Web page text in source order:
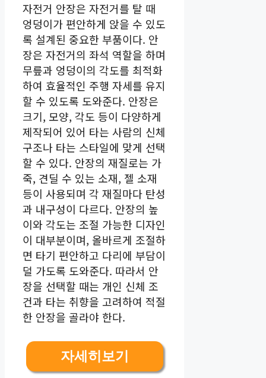
자전거 안장은 자전거를 탈 때
엉덩이가 편안하게 앉을 수 있도
록 설계된 중요한 부품이다. 안
장은 자전거의 좌석 역할을 하며
무릎과 엉덩이의 각도를 최적화
하여 효율적인 주행 자세를 유지
할 수 있도록 도와준다. 안장은
크기, 모양, 각도 등이 다양하게
제작되어 있어 타는 사람의 신체
구조나 타는 스타일에 맞게 선택
할 수 있다. 안장의 재질로는 가
죽, 견딜 수 있는 소재, 젤 소재
등이 사용되며 각 재질마다 탄성
과 내구성이 다르다. 안장의 높
이와 각도는 조절 가능한 디자인
이 대부분이며, 올바르게 조절하
면 타기 편안하고 다리에 부담이
덜 가도록 도와준다. 따라서 안
장을 선택할 때는 개인 신체 조
건과 타는 취향을 고려하여 적절
한 안장을 골라야 한다.
자세히보기